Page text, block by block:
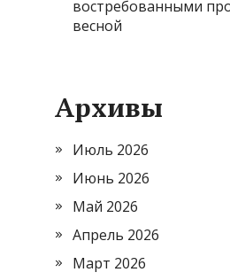
востребованными
весной
Архивы
Июль 2026
Июнь 2026
Май 2026
Апрель 2026
Март 2026